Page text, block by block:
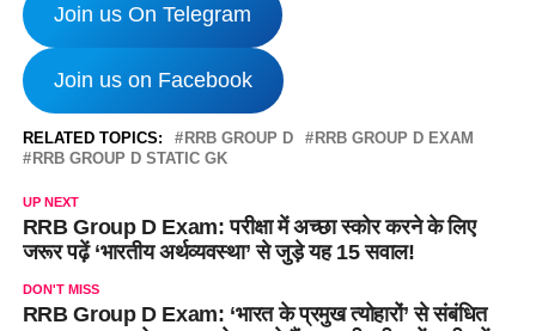
Join us On Telegram
Join us on Facebook
RELATED TOPICS: RRB GROUP D
RRB GROUP D EXAM
RRB GROUP D STATIC GK
UP NEXT
RRB Group D Exam: परीक्षा में अच्छा स्कोर करने के लिए
जरूर पढ़ें ‘भारतीय अर्थव्यवस्था’ से जुड़े यह 15 सवाल!
DON'T MISS
RRB Group D Exam: ‘भारत के प्रमुख त्योहारों’ से संबंधित